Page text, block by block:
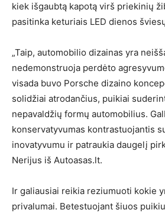
kiek išgaubtą kapotą virš priekinių
pasitinka keturiais LED dienos
„Taip, automobilio dizainas yra
nedemonstruoja perdėto
visada buvo Porsche dizaino
solidžiai atrodančius, puikiai
nepavaldžių formų automobilius.
konservatyvumas kontrastuojantis
inovatyvumu ir patraukia daugelį
Nerijus iš Autoasas.lt.
Ir galiausiai reikia reziumuoti kokie
privalumai. Betestuojant šiuos